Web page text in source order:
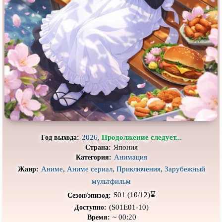
Про гангстеров Про гонки
Про деревню Про динозавров
Про драконов Про животных
Про зомби Про инопланетян
Про корабли и подводные
лодки
Про космос
Про любовь Про маньяков исерийных
убийц
Про мафию
Про оборотней
Про пиратов Про подростков
во времени Про роботов
Про рыцарей Про самолёты
Про снайперов
Про танки
Год выхода: 2026, Продолжение следует...
Страна: Япония
Категория: Анимация
Жанр: Аниме, Аниме сериал, Приключения, Зарубежный
мультфильм
Сезон/эпизод: S01 (10/12)⌛
Доступно: (S01E01-10)
Время: ~ 00:20